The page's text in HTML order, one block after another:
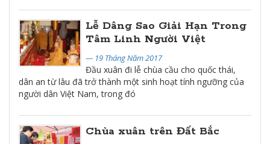
Lễ Dâng Sao Giải Hạn Trong
Tâm Linh Người Việt
— 19 Tháng Năm 2017
Đầu xuân đi lễ chùa cầu cho quốc thái,
dân an từ lâu đã trở thành một sinh hoạt tính ngưỡng của
người dân Việt Nam, trong đó
Chùa xuân trên Đất Bắc